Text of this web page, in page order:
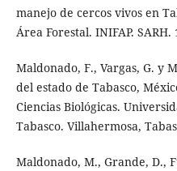
manejo de cercos vivos en
Área Forestal. INIFAP. SARH.
Maldonado, F., Vargas, G. y
del estado de Tabasco,
Ciencias Biológicas.
Tabasco. Villahermosa,
Maldonado, M., Grande, D.,